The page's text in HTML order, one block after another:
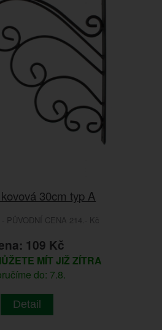
30cm typ A
PŮVODNÍ CENA 214.- Kč
109 Kč
MÍT JIŽ ZÍTRA
do: 7.8.
Detail